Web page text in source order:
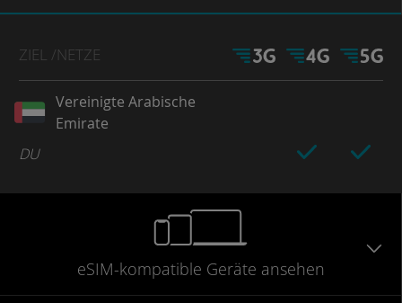
ZIEL /NETZE
Vereinigte Arabische
Emirate
DU
eSIM-kompatible Geräte ansehen